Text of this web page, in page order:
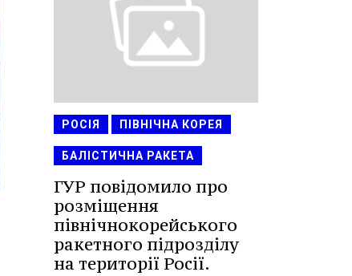
РОСІЯ ПІВНІЧНА КОРЕЯ
БАЛІСТИЧНА РАКЕТА
ГУР повідомило про
розміщення
північнокорейського
ракетного підрозділу
на території Росії.